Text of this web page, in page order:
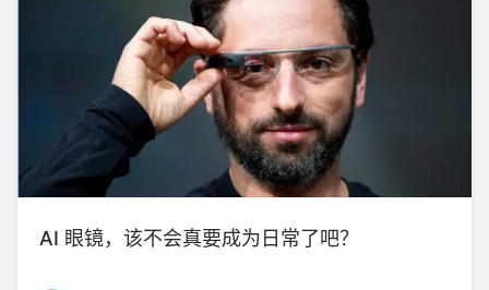
AI 眼镜，该不会真要成为日常了吧？